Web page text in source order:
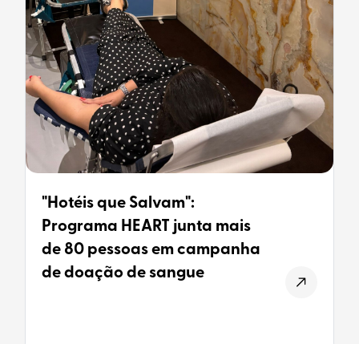
"Hotéis que Salvam":
Programa HEART junta mais
de 80 pessoas em campanha
de doação de sangue